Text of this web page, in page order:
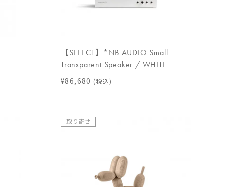
【SELECT】*NB AUDIO Small
Transparent Speaker / WHITE
¥86,680 (税込)
取り寄せ